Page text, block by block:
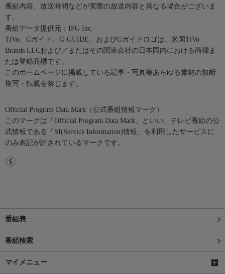
番組内容、放送時間などが実際の放送内容と異なる場合がございま
す。
番組データ提供元：IPG Inc.
TiVo、Gガイド、G-GUIDE、およびGガイドロゴは、米国TiVo
Brands LLCおよび／またはその関連会社の日本国内における商標ま
たは登録商標です。
このホームページに掲載している記事・写真等あらゆる素材の無断
複写・転載を禁じます。
Official Program Data Mark（公式番組情報マーク）
このマークは「Official Program Data Mark」といい、テレビ番組の公
式情報である「SI(Service Information)情報」を利用したサービスに
のみ表記が許されているマークです。
番組表
番組検索
マイメニュー